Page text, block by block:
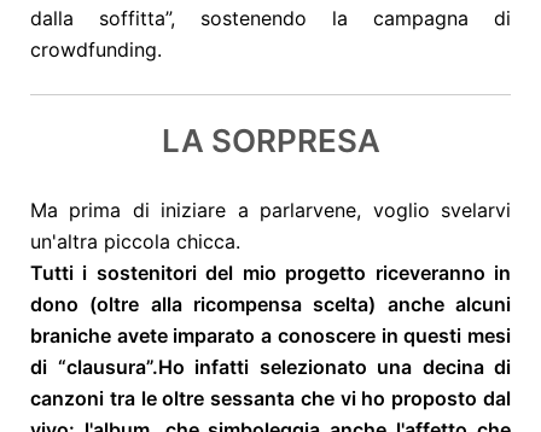
dalla soffitta”, sostenendo la campagna di
crowdfunding.
LA SORPRESA
Ma prima di iniziare a parlarvene, voglio svelarvi
un'altra piccola chicca.
Tutti i sostenitori del mio progetto riceveranno in
dono (oltre alla ricompensa scelta) anche alcuni
braniche avete imparato a conoscere in questi mesi
di “clausura”.Ho infatti selezionato una decina di
canzoni tra le oltre sessanta che vi ho proposto dal